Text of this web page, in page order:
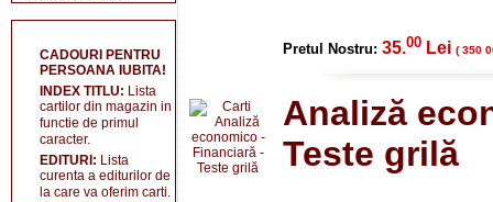
Pretul Nostru: 35.00 Lei ( 350
Analiză
Teste grilă
CADOURI PENTRU
PERSOANA IUBITA!
INDEX TITLU: Lista
cartilor din magazin in
functie de primul
caracter.
EDITURI: Lista
curenta a editurilor de
la care va oferim carti.